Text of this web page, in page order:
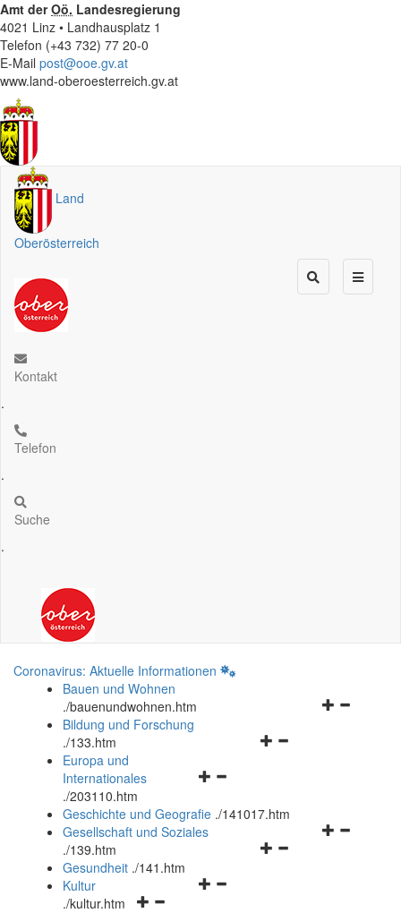
Amt derOö. Landesregierung
4021 Linz • Landhausplatz 1
Telefon (+43 732) 77 20-0
E-Mail post@ooe.gv.at
www.land-oberoesterreich.gv.at
Land
Oberösterreich
Kontakt
.
Telefon
.
Suche
.
Coronavirus: Aktuelle Informationen
Bauen und Wohnen
./bauenundwohnen.htm
Navigationsmenü
Bildung und Forschung
./133.htm
Navigationsmenü
und
schließen
Europa und
Internationales
./203110.htm
Geschichte und Geografie ./141017.htm
Navigationsmenü
Gesellschaft und Soziales
./139.htm
Navigationsmenü
Gesundheit ./141.htm
Navigationsmenü
Kultur
./kultur.htm